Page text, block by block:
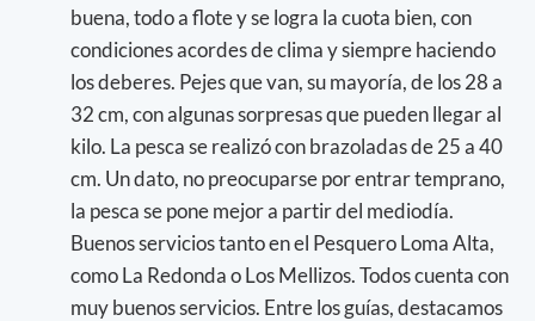
buena, todo a flote y se logra la cuota bien, con
condiciones acordes de clima y siempre haciendo
los deberes. Pejes que van, su mayoría, de los 28 a
32 cm, con algunas sorpresas que pueden llegar al
kilo. La pesca se realizó con brazoladas de 25 a 40
cm. Un dato, no preocuparse por entrar temprano,
la pesca se pone mejor a partir del mediodía.
Buenos servicios tanto en el Pesquero Loma Alta,
como La Redonda o Los Mellizos. Todos cuenta con
muy buenos servicios. Entre los guías, destacamos